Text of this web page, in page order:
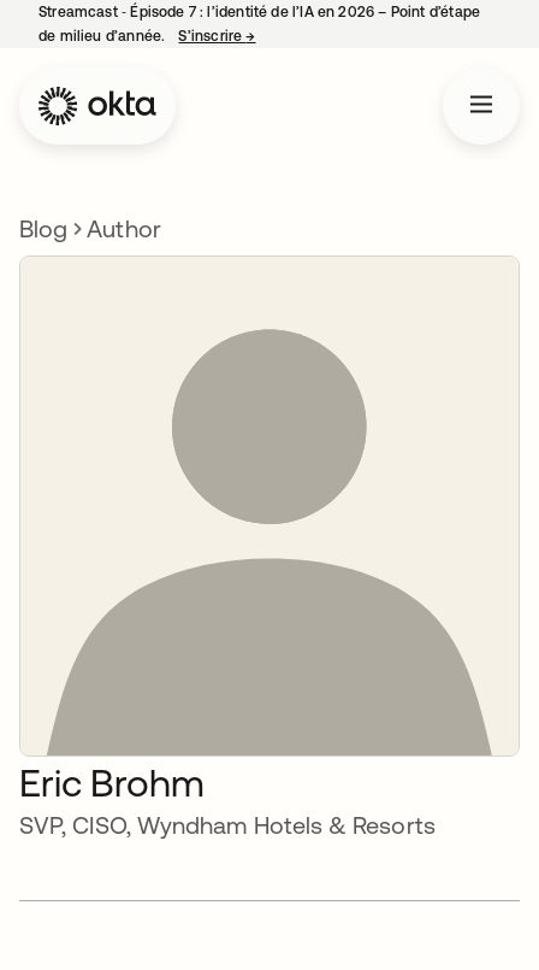
Streamcast ‑ Épisode 7 : l’identité de l’IA en 2026 – Point d’étape
de milieu d’année.
S’inscrire→
Blog Author
Eric Brohm
SVP, CISO, Wyndham Hotels & Resorts